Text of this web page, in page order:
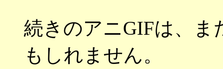
続きのアニGIFは、
もしれません。